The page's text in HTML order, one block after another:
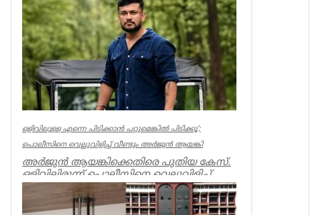
പേ...
India
ഒളിവിലുള്ള എന്നെ പിടിക്കാൻ പറ്റുമെങ്കിൽ പിടിക്കൂ’;
പൊലീസിനെ വെല്ലുവിളിച്ച് വീണ്ടും അർജുൻ ആയങ്കി
അർജുൻ ആയങ്കിക്കെതിരെ പുതിയ കേസ്.
ഒളിവിലിരുന്ന് പൊലീസിനെ വെല്ലുവിളിച്ച്
ഭീഷണിപ്പെടുത്തിയതിനാണ് കേസ്....
Kerala